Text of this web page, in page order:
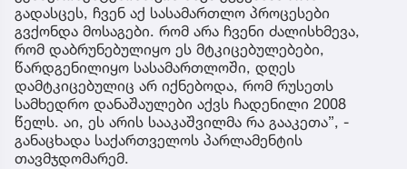
გადასცეს, ჩვენ აქ სასამართლო პროცესები
გვქონდა მოსაგები. რომ არა ჩვენი ძალისხმევა,
რომ დაბრუნებულიყო ეს მტკიცებულებები,
წარდგენილიყო სასამართლოში, დღეს
დამტკიცებულიც არ იქნებოდა, რომ რუსეთს
სამხედრო დანაშაულები აქვს ჩადენილი 2008
წელს. აი, ეს არის სააკაშვილმა რა გააკეთა”, -
განაცხადა საქართველოს პარლამენტის
თავმჯდომარემ.